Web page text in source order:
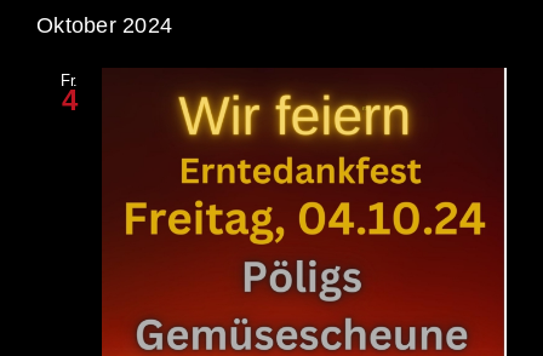
Oktober 2024
Fr.
4